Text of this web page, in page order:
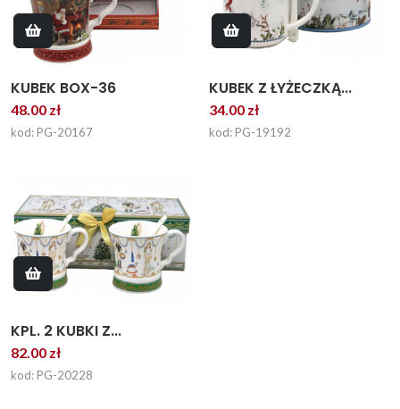
KUBEK BOX-36
48.00 zł
kod: PG-20167
KUBEK Z ŁYŻECZKĄ...
34.00 zł
kod: PG-19192
KPL. 2 KUBKI Z...
82.00 zł
kod: PG-20228